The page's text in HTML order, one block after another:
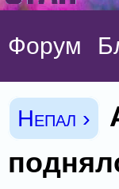
Форум
Непал ›